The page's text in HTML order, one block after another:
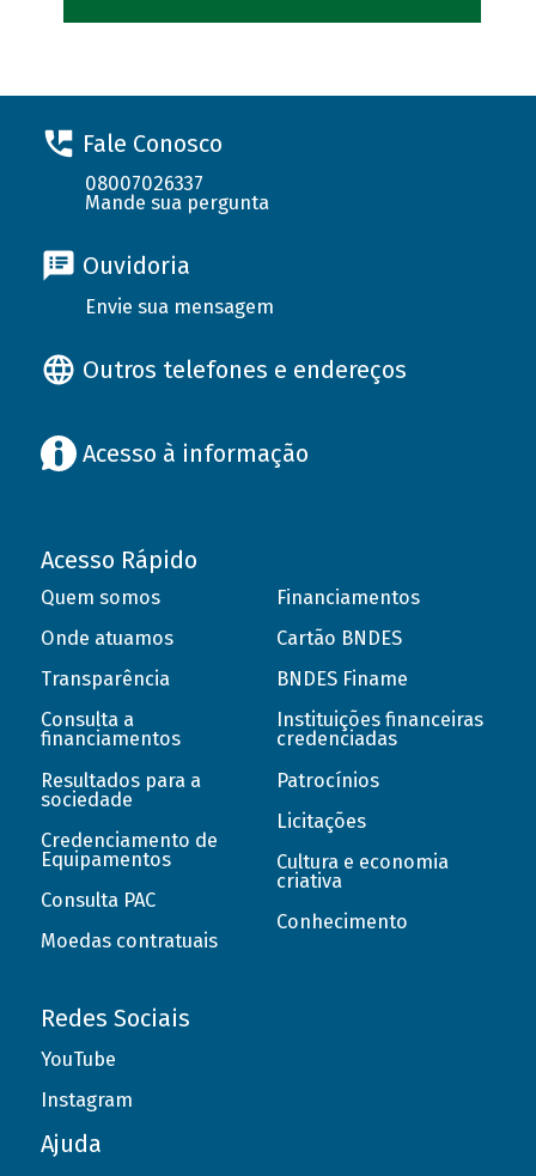
Fale Conosco
08007026337
Mande sua pergunta
Ouvidoria
Envie sua mensagem
Outros telefones e endereços
Acesso à informação
Acesso Rápido
Quem somos
Onde atuamos
Transparência
Consulta a
financiamentos
Resultados para a
sociedade
Credenciamento de
Equipamentos
Consulta PAC
Moedas contratuais
Financiamentos
Cartão BNDES
BNDES Finame
Instituições financeiras
credenciadas
Patrocínios
Licitações
Cultura e economia
criativa
Conhecimento
Redes Sociais
YouTube
Instagram
Ajuda